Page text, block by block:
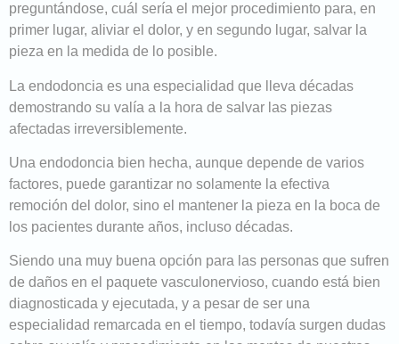
preguntándose, cuál sería el mejor procedimiento para, en
primer lugar, aliviar el dolor, y en segundo lugar, salvar la
pieza en la medida de lo posible.
La endodoncia es una especialidad que lleva décadas
demostrando su valía a la hora de salvar las piezas
afectadas irreversiblemente.
Una endodoncia bien hecha, aunque depende de varios
factores, puede garantizar no solamente la efectiva
remoción del dolor, sino el mantener la pieza en la boca de
los pacientes durante años, incluso décadas.
Siendo una muy buena opción para las personas que sufren
de daños en el paquete vasculonervioso, cuando está bien
diagnosticada y ejecutada, y a pesar de ser una
especialidad remarcada en el tiempo, todavía surgen dudas